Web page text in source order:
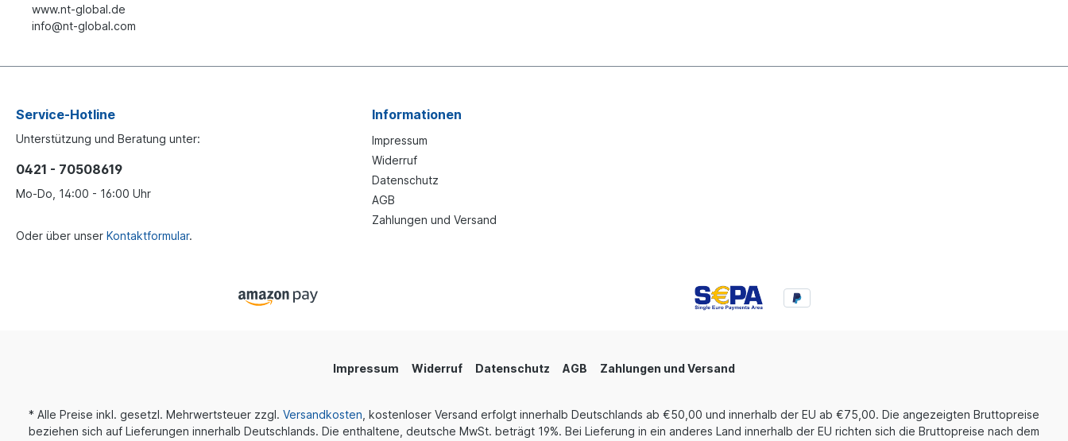
www.nt-global.de
info@nt-global.com
Service-Hotline
Unterstützung und Beratung unter:
0421 - 70508619
Mo-Do, 14:00 - 16:00 Uhr
Oder über unser Kontaktformular.
Informationen
Impressum
Widerruf
Datenschutz
AGB
Zahlungen und Versand
Impressum Widerruf Datenschutz AGB Zahlungen und Versand
* Alle Preise inkl. gesetzl. Mehrwertsteuer zzgl. Versandkosten , kostenloser Versand erfolgt innerhalb Deutschlands ab €50,00 und innerhalb der EU ab €75,00. Die angezeigten Bruttopreise
beziehen sich auf Lieferungen innerhalb Deutschlands. Die enthaltene, deutsche MwSt. beträgt 19%. Bei Lieferung in ein anderes Land innerhalb der EU richten sich die Bruttopreise nach dem